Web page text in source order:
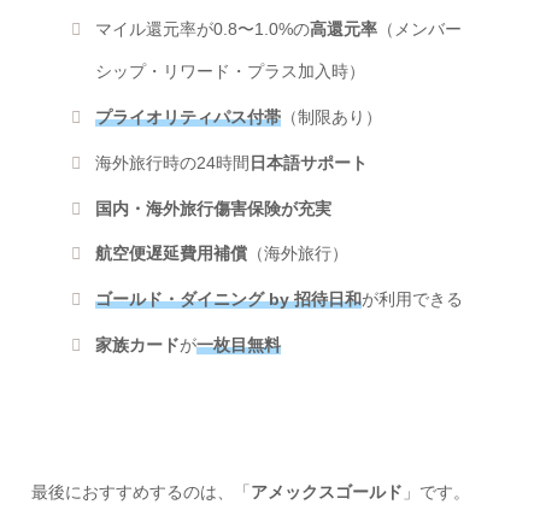
マイル還元率が0.8〜1.0%の高還元率（メンバー
シップ・リワード・プラス加入時）
プライオリティパス付帯（制限あり）
海外旅行時の24時間 日本語サポート
国内・海外旅行傷害保険が充実
航空便遅延費用補償（海外旅行）
ゴールド・ダイニング by 招待日和が利用できる
家族カードが一枚目無料
最後におすすめするのは、「 アメックスゴールド 」です。